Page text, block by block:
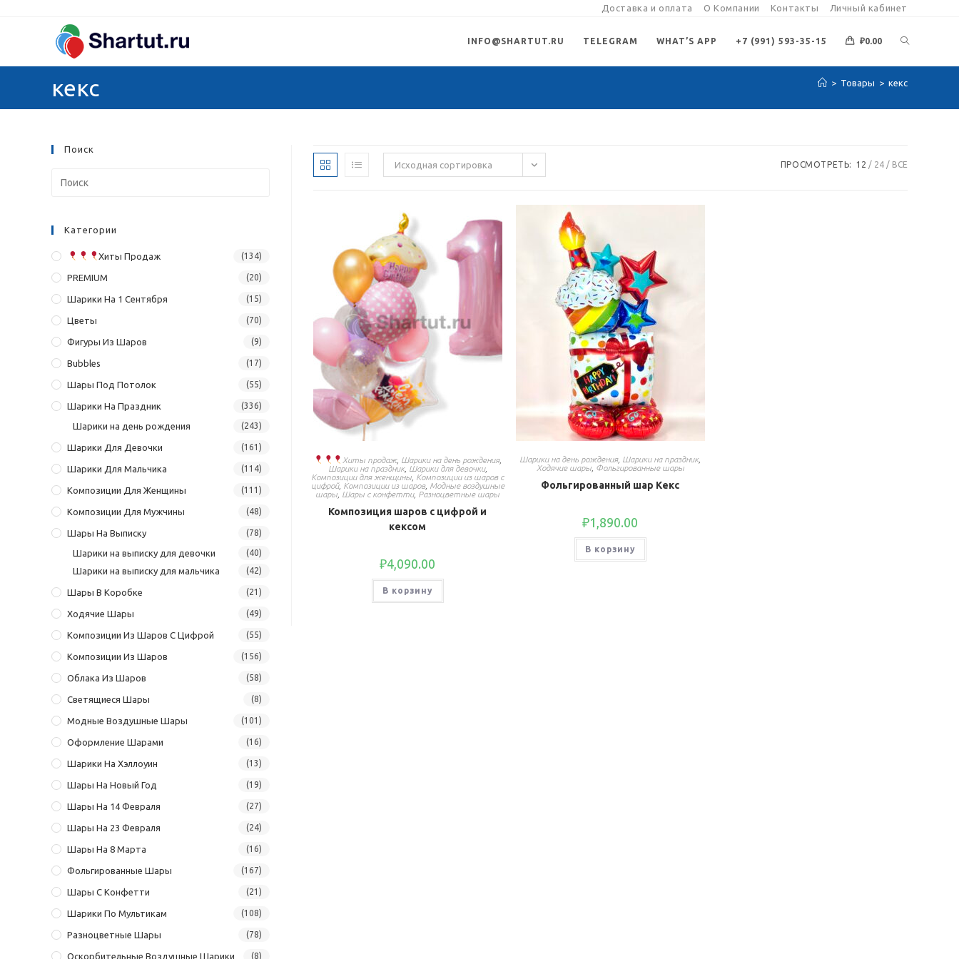
содержимому
Доставка и оплата О Компании Контакты Личный кабинет
INFO@SHARTUT.RU TELEGRAM WHAT’S APP +7 (991) 593-35-15 ₽0.00
ПОИСК
кекс > Товары > кекс
Исходная сортировка ПРОСМОТРЕТЬ: 12 24 ВСЕ
Хиты продаж, Шарики на день рождения,
Шарики на праздник, Шарики для девочки,
Композиции для женщины Композиции из шаров с
цифрой, Композиции из шаров, Модные воздушные
шары Шары с конфетти, Разноцветные шары
Композиция шаров с цифрой и
кексом
₽4,090.00
В корзину
Шарики на день рождения, Шарики на праздник,
Ходячие шары, Фольгированные шары
Фольгированный шар Кекс
₽1,890.00
В корзину
Поиск
Категории
Хиты Продаж (134)
PREMIUM (20)
Шарики На 1 Сентября (15)
Цветы (70)
Фигуры Из Шаров (9)
Bubbles (17)
Шары Под Потолок (55)
Шарики На Праздник (336)
Шарики на день рождения (243)
Шарики Для Девочки (161)
Шарики Для Мальчика (114)
Композиции Для Женщины (111)
Композиции Для Мужчины (48)
Шары На Выписку (78)
Шарики на выписку для девочки (40)
Шарики на выписку для мальчика (42)
Шары В Коробке (21)
Ходячие Шары (49)
Композиции Из Шаров С Цифрой (55)
Композиции Из Шаров (156)
Облака Из Шаров (58)
Светящиеся Шары (8)
Модные Воздушные Шары (101)
Оформление Шарами (16)
Шарики На Хэллоуин (13)
Шары На Новый Год (19)
Шары На 14 Февраля (27)
Шары На 23 Февраля (24)
Шары На 8 Марта (16)
Фольгированные Шары (167)
Шары С Конфетти (21)
Шарики По Мультикам (108)
Разноцветные Шары (78)
Оскорбительные Воздушные Шарики (8)